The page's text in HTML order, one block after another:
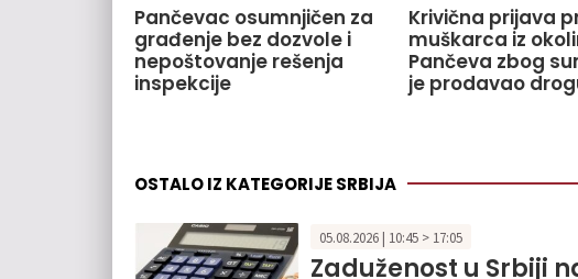
Pančevac osumnjičen za
građenje bez dozvole i
nepoštovanje rešenja
inspekcije
Krivična prijava
muškarca iz
Pančeva zbog
je prodavao
OSTALO IZ KATEGORIJE SRBIJA
05.08.2026 | 10:45 > 17:05
Zaduženost u Srbiji